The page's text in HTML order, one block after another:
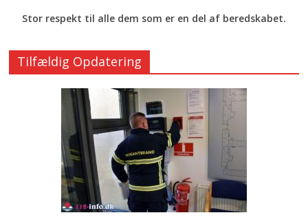
Stor respekt til alle dem som er en del af beredskabet.
Tilfældig Opdatering